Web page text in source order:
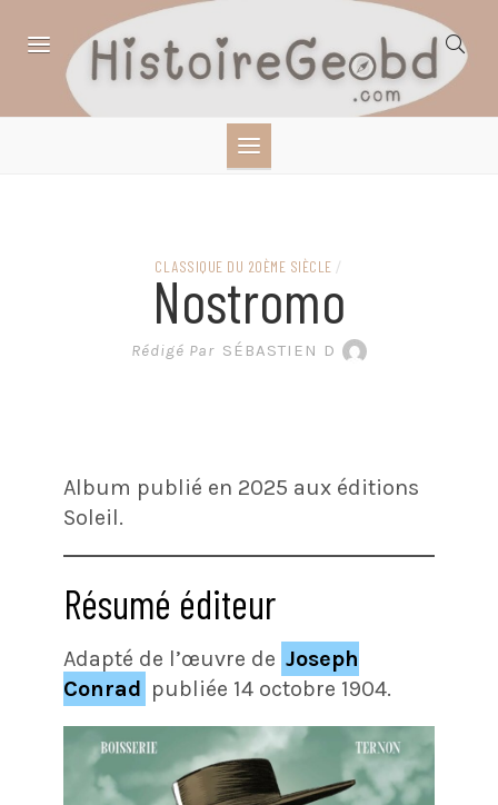
SCIENCES,
LITTÉRATURE EN
BANDE DESSINÉE
CLASSIQUE DU 20ÈME SIÈCLE /
Nostromo
Rédigé Par SÉBASTIEN D
Album publié en 2025 aux éditions
Soleil.
Résumé éditeur
Adapté de l’œuvre de Joseph
Conrad publiée 14 octobre 1904.